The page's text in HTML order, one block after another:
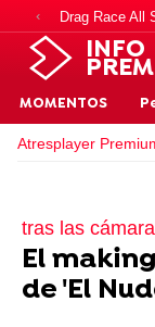
Drag Race All
INFO
MOMENTOS
Atresplayer
tras las
El
de 'El